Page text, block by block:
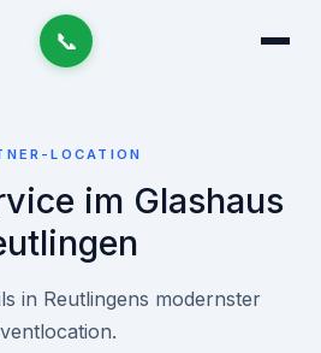
📞
LOCATION
im Glashaus
in Reutlingens modernster